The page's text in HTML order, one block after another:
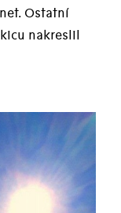
Ostatní
nakreslil